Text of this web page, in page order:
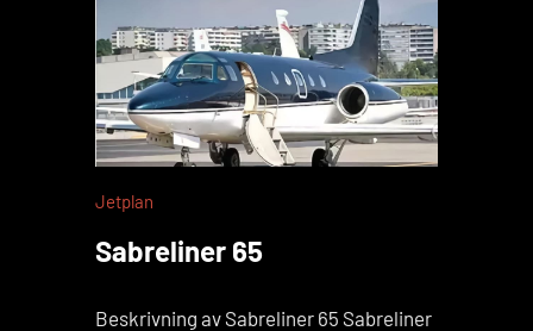
Jetplan
Sabreliner 65
Beskrivning av Sabreliner 65 Sabreliner